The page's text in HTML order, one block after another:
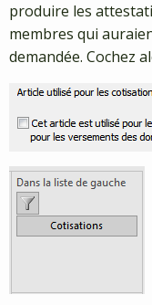
produire les
membres qui
demandée. Cochez